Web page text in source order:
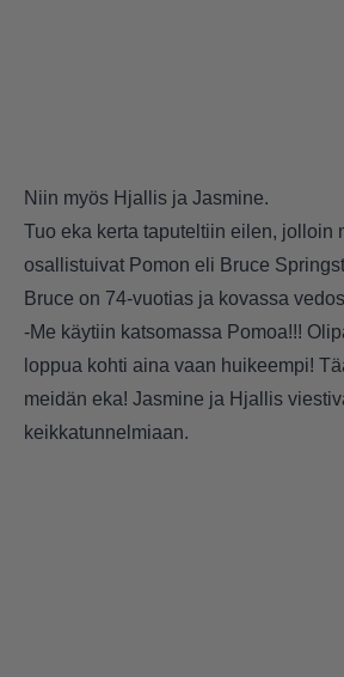
Niin myös Hjallis ja Jasmine.
Tuo eka kerta taputeltiin eilen, jolloin
osallistuivat Pomon eli Bruce
Bruce on 74-vuotias ja kovassa
-Me käytiin katsomassa Pomoa!!!
loppua kohti aina vaan huikeempi!
meidän eka! Jasmine ja Hjallis
keikkatunnelmiaan.